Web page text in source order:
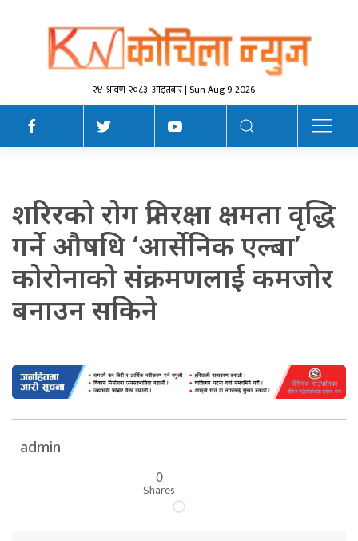
२४ श्रावण २०८३, आइतबार | Sun Aug 9 2026
शरिरकाे राेग प्रतिरक्षा क्षमता वृद्धि
गर्ने औषधि ‘आर्सेनिक एल्बा’
काेराेनाकाे संक्रमणलाई कमजाेर
बनाउन सकिने
admin
0
Shares